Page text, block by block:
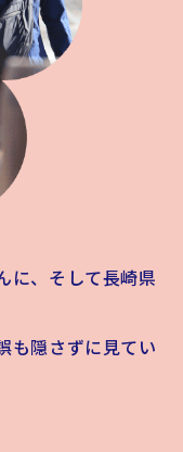
に、そして長崎県
も隠さずに見てい